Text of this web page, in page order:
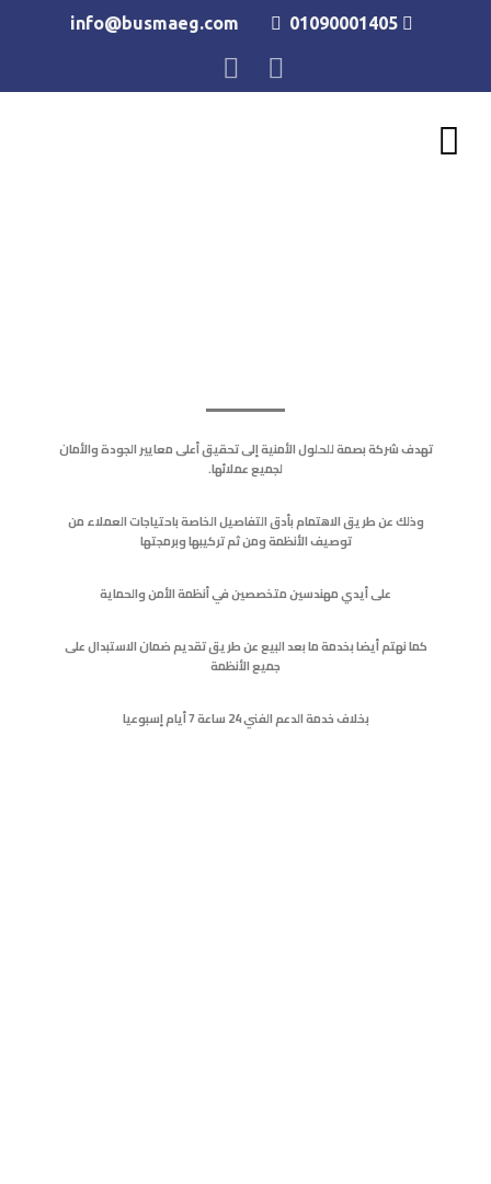
01090001405
تهدف شركة بصمة للحلول الأمنية إلى تحقيق أعلى معايير الجودة والأمان
لجميع عملائها.
وذلك عن طريق الاهتمام بأدق التفاصيل الخاصة باحتياجات العملاء من
توصيف الأنظمة ومن ثم تركيبها وبرمجتها
على أيدي مهندسين متخصصين في أنظمة الأمن والحماية
كما نهتم أيضا بخدمة ما بعد البيع عن طريق تقديم ضمان الاستبدال على
جميع الأنظمة
بخلاف خدمة الدعم الفني 24 ساعة 7 أيام إسبوعيا